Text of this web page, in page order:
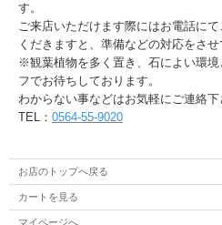
す。
ご来店いただけます際にはお電話に
くだきますと、準備などの対応をさせ
※観葉植物を多く置き、石によい環
フでお待ちしております。
わからない事などはお気軽にご連絡下
TEL： 0564-55-9020
お店のトップへ戻る
カートを見る
マイページへ